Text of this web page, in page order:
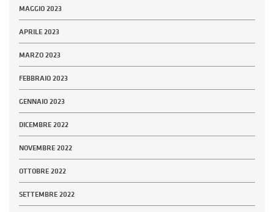
MAGGIO 2023
APRILE 2023
MARZO 2023
FEBBRAIO 2023
GENNAIO 2023
DICEMBRE 2022
NOVEMBRE 2022
OTTOBRE 2022
SETTEMBRE 2022